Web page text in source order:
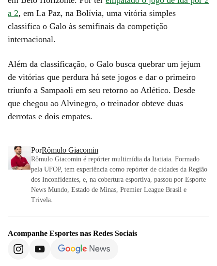
a 2, em La Paz, na Bolívia, uma vitória simples
classifica o Galo às semifinais da competição
internacional.
Além da classificação, o Galo busca quebrar um jejum
de vitórias que perdura há sete jogos e dar o primeiro
triunfo a Sampaoli em seu retorno ao Atlético. Desde
que chegou ao Alvinegro, o treinador obteve duas
derrotas e dois empates.
PorRômulo Giacomin
Rômulo Giacomin é repórter multimídia da Itatiaia. Formado
pela UFOP, tem experiência como repórter de cidades da Região
dos Inconfidentes, e, na cobertura esportiva, passou por Esporte
News Mundo, Estado de Minas, Premier League Brasil e
Trivela.
Acompanhe Esportes nas Redes Sociais